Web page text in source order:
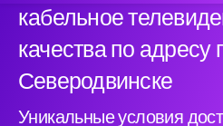
кабельное
качества по адресу
Северодвинске
Уникальные условия